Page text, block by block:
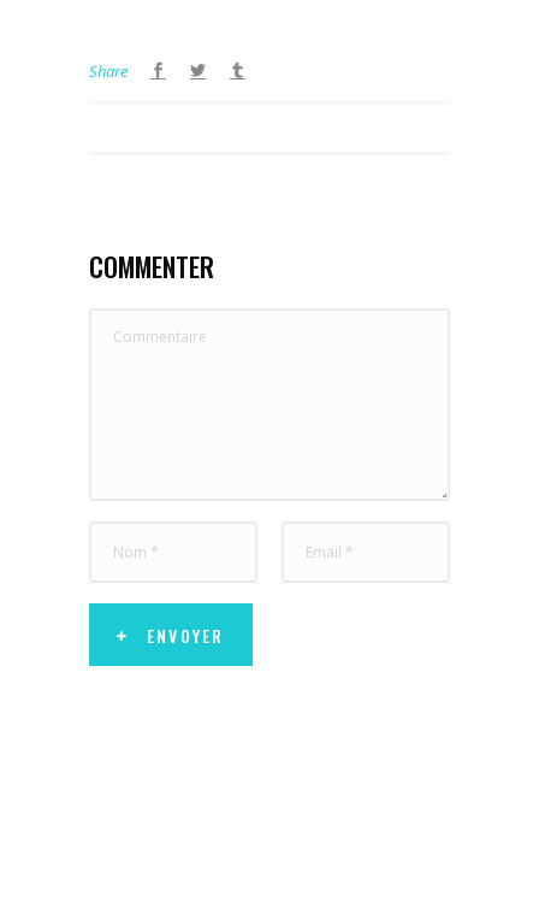
Share
COMMENTER
ENVOYER